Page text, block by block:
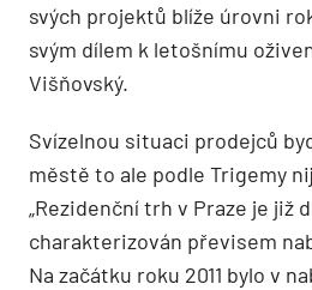
svých projektů blíže úrovni
svým dílem k letošnímu
Višňovský.
Svízelnou situaci prodejců
městě to ale podle Trigemy
„Rezidenční trh v Praze je již
charakterizován převisem
Na začátku roku 2011 bylo v